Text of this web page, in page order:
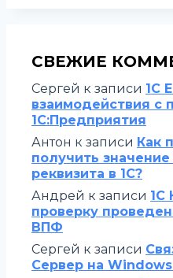
СВЕЖИЕ
Сергей к записи 1C
взаимодействия с
1С:Предприятия
Антон к записи Как
получить
реквизита в 1С?
Андрей к записи 1С
проверку
ВПФ
Сергей к записи
Сервер на Windows